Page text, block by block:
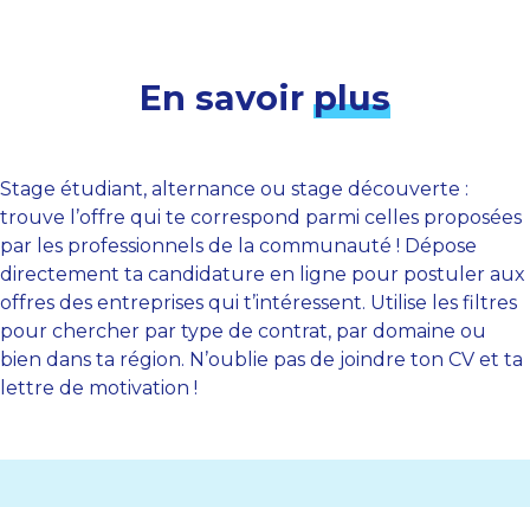
En savoir plus
Stage étudiant, alternance ou stage découverte :
trouve l’offre qui te correspond parmi celles proposées
par les professionnels de la communauté ! Dépose
directement ta candidature en ligne pour postuler aux
offres des entreprises qui t’intéressent. Utilise les filtres
pour chercher par type de contrat, par domaine ou
bien dans ta région. N’oublie pas de joindre ton CV et ta
lettre de motivation !